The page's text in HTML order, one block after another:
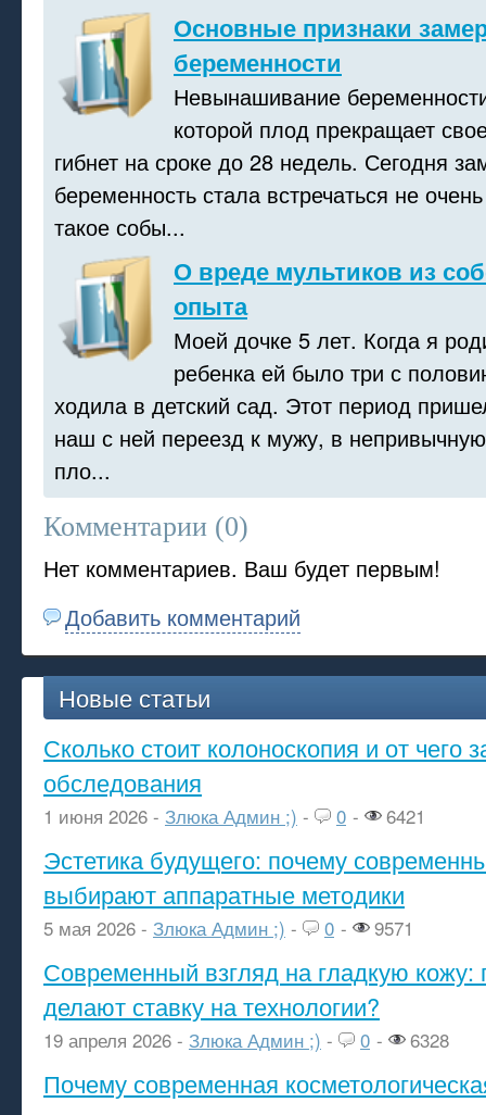
Основные признаки
беременности
Невынашивание
которой плод прекращает
гибнет на сроке до 28 недель. Сегодня
беременность стала встречаться не
такое собы...
О вреде мультиков из
опыта
Моей дочке 5 лет. Когда я
ребенка ей было три с
ходила в детский сад. Этот период
наш с ней переезд к мужу, в
пло...
Комментарии (0)
Нет комментариев. Ваш будет первым!
Добавить комментарий
Новые статьи
Сколько стоит колоноскопия и от чего
обследования
1 июня 2026 - Злюка Админ ;) - 0 - 6421
Эстетика будущего: почему
выбирают аппаратные методики
5 мая 2026 - Злюка Админ ;) - 0 - 9571
Современный взгляд на гладкую кожу:
делают ставку на технологии?
19 апреля 2026 - Злюка Админ ;) - 0 - 6328
Почему современная